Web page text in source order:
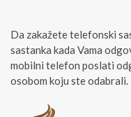
Da zakažete telefonski
sastanka kada Vama
mobilni telefon poslati
osobom koju ste odabrali.